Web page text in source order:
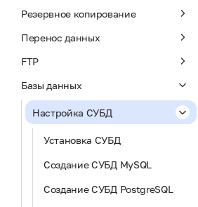
Резервное копирование
Перенос данных
FTP
Базы данных
Настройка СУБД
Установка СУБД
Создание СУБД MySQL
Создание СУБД PostgreSQL